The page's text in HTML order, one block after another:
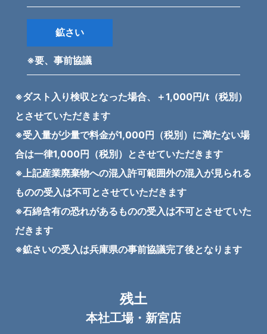
鉱さい
※要、事前協議
※ダスト入り検収となった場合、＋1,000円/t（税別）
とさせていただきます
※受入量が少量で料金が1,000円（税別）に満たない場
合は一律1,000円（税別）とさせていただきます
※上記産業廃棄物への混入許可範囲外の混入が見られる
ものの受入は不可とさせていただきます
※石綿含有の恐れがあるものの受入は不可とさせていた
だきます
​※鉱さいの受入は兵庫県の事前協議完了後となります
残土
本社工場・新宮店